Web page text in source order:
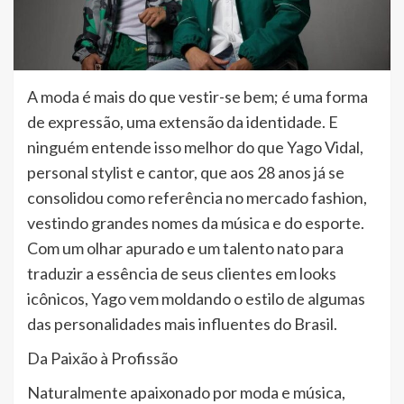
A moda é mais do que vestir-se bem; é uma forma
de expressão, uma extensão da identidade. E
ninguém entende isso melhor do que Yago Vidal,
personal stylist e cantor, que aos 28 anos já se
consolidou como referência no mercado fashion,
vestindo grandes nomes da música e do esporte.
Com um olhar apurado e um talento nato para
traduzir a essência de seus clientes em looks
icônicos, Yago vem moldando o estilo de algumas
das personalidades mais influentes do Brasil.
Da Paixão à Profissão
Naturalmente apaixonado por moda e música,